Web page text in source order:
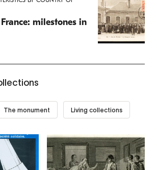
milestones in
The monument Living collections